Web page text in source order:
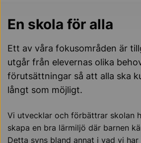
En skola för alla
Ett av våra fokusområden är
utgår från elevernas olika
förutsättningar så att alla ska
långt som möjligt.
Vi utvecklar och förbättrar skolan
skapa en bra lärmiljö där barnen
Detta syns bland annat i vad vi